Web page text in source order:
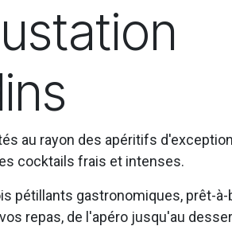
au rayon des apéritifs
cocktails frais et intenses.
pétillants gastronomiques, prêt-à-
repas, de l'apéro jusqu'au